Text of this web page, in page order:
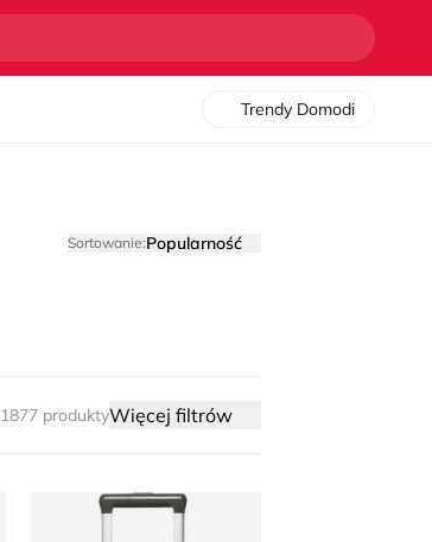
Trendy Domodi
Sortowanie:Popularność
1877 produktyWięcej filtrów
Walizka BEVERLY HILLS POLO CLUB